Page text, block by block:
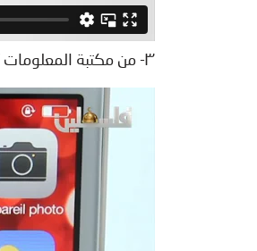
٣- من مكتبة المعلومات / التطبيقات الرقمية